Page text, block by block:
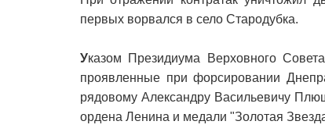
первых ворвался в село Стародубка.
Указом Президиума Верховного
проявленные при форсировании
рядовому Александру Васильевичу
ордена Ленина и медали "Золотая